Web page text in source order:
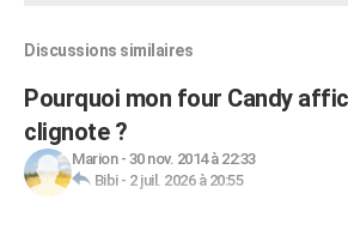
Discussions similaires
Pourquoi mon four Candy
clignote ?
Marion- 30 nov. 2014 à 22:33
Bibi- 2 juil. 2026 à 20:55